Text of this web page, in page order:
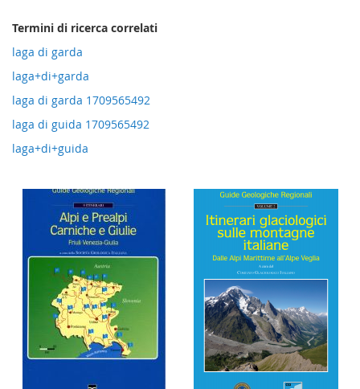
Termini di ricerca correlati
laga di garda
laga+di+garda
laga di garda 1709565492
laga di guida 1709565492
laga+di+guida